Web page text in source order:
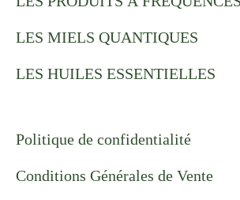
m
LES MIELS QUANTIQUES
LES HUILES ESSENTIELLES
Politique de confidentialité
Conditions Générales de Vente